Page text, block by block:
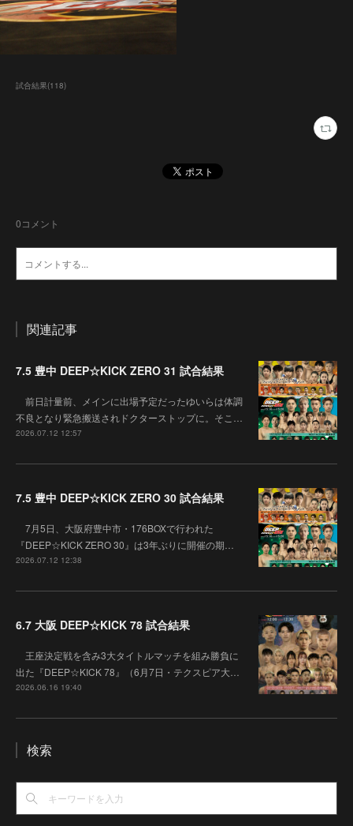
試合結果(118)
0コメント
関連記事
7.5 豊中 DEEP☆KICK ZERO 31 試合結果
前日計量前、メインに出場予定だったゆいらは体調
不良となり緊急搬送されドクターストップに。そこ…
2026.07.12 12:57
7.5 豊中 DEEP☆KICK ZERO 30 試合結果
7月5日、大阪府豊中市・176BOXで行われた
『DEEP☆KICK ZERO 30』は3年ぶりに開催の期…
2026.07.12 12:38
6.7 大阪 DEEP☆KICK 78 試合結果
王座決定戦を含み3大タイトルマッチを組み勝負に
出た『DEEP☆KICK 78』（6月7日・テクスピア大…
2026.06.16 19:40
検索